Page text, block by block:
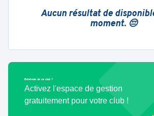
Aucun résultat de
moment. 😔
Bénévole de ce club ?
Activez l'espace de gestion
gratuitement pour votre club !